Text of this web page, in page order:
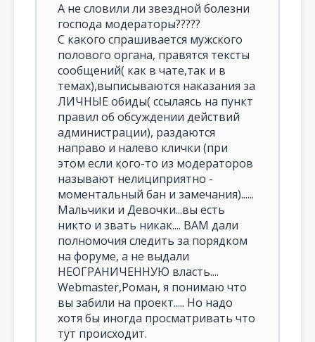
А не словили ли звездной болезни
господа модераторы?????
С какого спрашивается мужского
полового органа, правятся тексты
сообщений( как в чате,так и в
темах),выписываются наказания за
ЛИЧНЫЕ обиды( ссылаясь на пункт
правил об обсуждении действий
администрации), раздаются
направо и налево клички (при
этом если кого-то из модераторов
называют нелициприятно -
моментальный бан и замечания)......
Мальчики и Девочки...вы есть
никто и звать никак.... ВАМ дали
полномочия следить за порядком
на форуме, а не выдали
НЕОГРАНИЧЕННУЮ власть....
Webmaster,Роман, я понимаю что
вы забили на проект..... Но надо
хотя бы иногда просматривать что
тут происходит.